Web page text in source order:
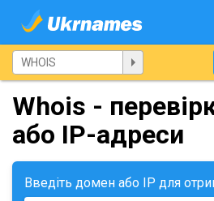
Whois -
або IP-адреси
Введіть домен або IP для